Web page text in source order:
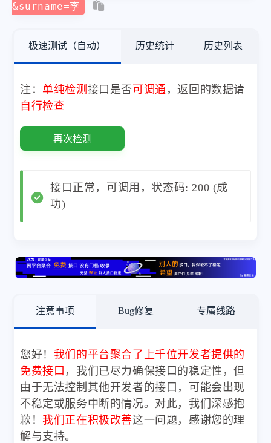
&surname=李
极速测试（自动） 历史统计 历史列表
注： 单纯检测 接口是否 可调通 ，返回的数据请
自行检查
再次检测
接口正常，可调用，状态码: 200 (成
功)
注意事项 Bug修复 专属线路
您好！ 我们的平台聚合了上千位开发者提供的
免费接口 ，我们已尽力确保接口的稳定性，但
由于无法控制其他开发者的接口，可能会出现
不稳定或服务中断的情况。对此，我们深感抱
歉！ 我们正在积极改善这一问题，感谢您的理
解与支持。